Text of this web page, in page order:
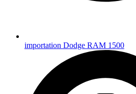
importation Dodge RAM 1500